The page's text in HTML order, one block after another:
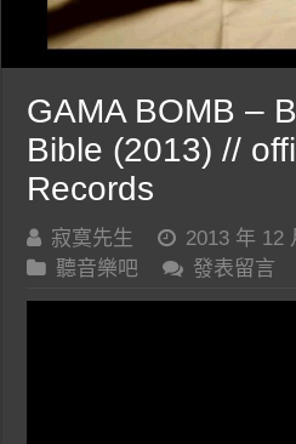
GAMA BOMB –
Bible (2013) //
Records
寂寞先生
2013 年 12
聽音樂吧
發表留言